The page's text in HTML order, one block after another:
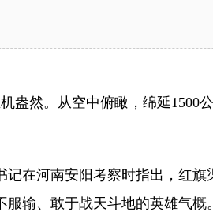
然。从空中俯瞰，绵延1500公
在河南安阳考察时指出，红旗
输、敢于战天斗地的英雄气